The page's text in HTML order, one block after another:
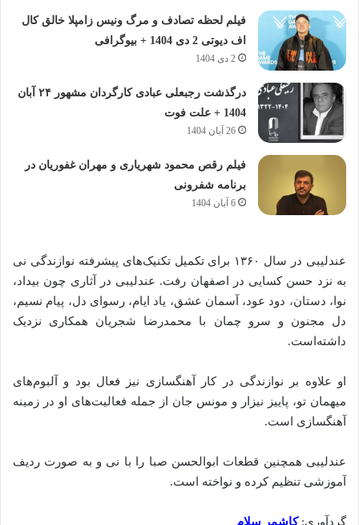
فیلم لحظه تصادف و مرگ ونیس زامپلا خالق کال
اف دیوتی 2 دی 1404 + بیوگرافی
2 دی 1404
درگذشت رجبعلی عبادی کارگردان مشهور ۲۴ آبان
1404 + علت فوت
26 آبان 1404
فیلم رقص محمود شهریاری و مهران غفوریان در
برنامه شفرونی
6 آبان 1404
عندلیبی در سال ۱۳۶۰ برای تکمیل تکنیک‌های پیشرفته نوازندگی نی
به نزد حسن کسایی در اصفهان رفت. عندلیبی در آثاری چون بیداد،
نوا، دستان، دود عود، آسمان عشق، یاد ایام، رسوای دل، پیام نسیم،
دل مجنون و سرو چمان با محمدرضا شجریان همکاری نزدیک
داشته‌است.
او علاوه بر نوازندگی در کار آهنگسازی نیز فعال بود و آلبوم‌های
میهمان تو، پاییز نیزار و مونس جان از جمله فعالیت‌های او در زمینه
آهنگسازی است.
عندلیبی همچنین قطعات ابوالحسن صبا را با نی و به صورت ردیف
آموزشی تنظیم کرده و نواخته‌ است.
گردآوری:کاشمر سلام